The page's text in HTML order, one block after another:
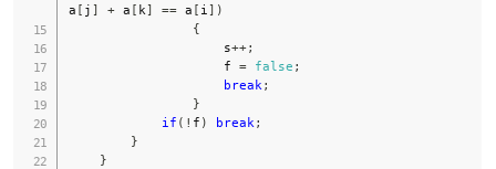
a [ j ] + a [ k] == a [ i ] )
{
                    s
++;
                    f
= false ;
break ;
}
if ( ! f ) break ;
}
}